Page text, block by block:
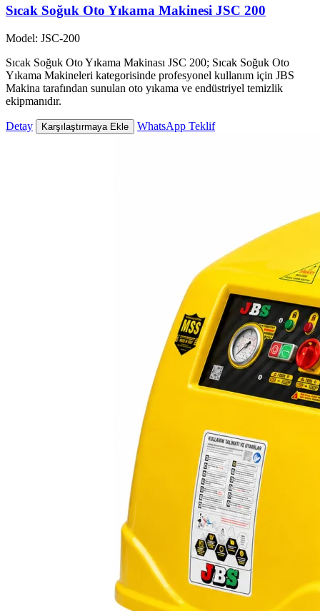
Sıcak Soğuk Oto Yıkama Makinesi JSC 200
Model: JSC-200
Sıcak Soğuk Oto Yıkama Makinası JSC 200; Sıcak Soğuk Oto
Yıkama Makineleri kategorisinde profesyonel kullanım için JBS
Makina tarafından sunulan oto yıkama ve endüstriyel temizlik
ekipmanıdır.
Detay Karşılaştırmaya Ekle WhatsApp Teklif